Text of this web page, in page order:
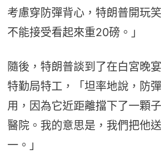
考慮穿防彈背心，特朗普開玩
不能接受看起來重20磅。」
隨後，特朗普談到了在白宮晚
特勤局特工，「坦率地說，防
用，因為它近距離擋下了一顆
醫院。我的意思是，我們把他
一。」